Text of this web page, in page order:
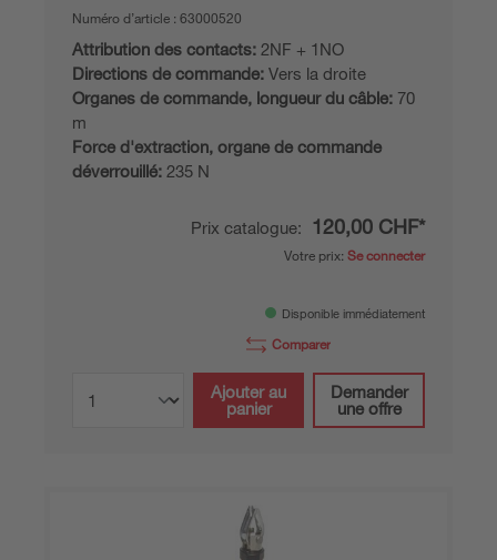
Numéro d’article : 63000520
Attribution des contacts: 2NF + 1NO
Directions de commande: Vers la droite
Organes de commande, longueur du câble: 70
m
Force d'extraction, organe de commande
déverrouillé: 235 N
Prix catalogue: 120,00 CHF*
Votre prix: Se connecter
Disponible immédiatement
Comparer
Ajouter au
panier
Demander
une offre